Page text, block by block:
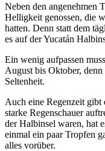
Neben den angenehmen
Helligkeit genossen, die
hatten. Denn statt dem
es auf der Yucatán
Ein wenig aufpassen
August bis Oktober,
Seltenheit.
Auch eine Regenzeit
starke Regenschauer
der Halbinsel waren, hat
einmal ein paar Tropfen
alles vorüber.